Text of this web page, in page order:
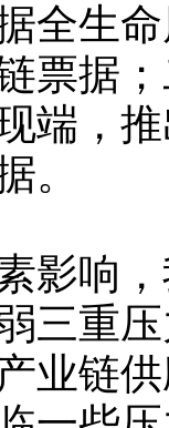
全生
票据
端，
。
响，
三重
业链